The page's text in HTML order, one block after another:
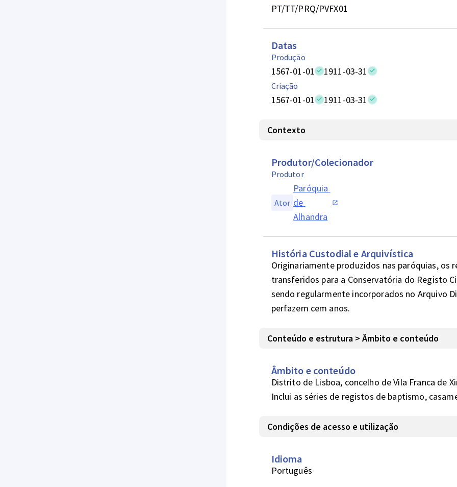
PT/TT/PRQ/PVFX01
Datas
Produção
1567-01-01 1911-03-31
Criação
1567-01-01 1911-03-31
Contexto
Produtor/Colecionador
Produtor
Ator
Paróquia
de
Alhandra
História Custodial e Arquivística
Originariamente produzidos nas paróquias,
transferidos para a Conservatória do Registo
sendo regularmente incorporados no Arquivo
perfazem cem anos.
Conteúdo e estrutura > Âmbito e conteúdo
Âmbito e conteúdo
Distrito de Lisboa, concelho de Vila Franca de
Inclui as séries de registos de baptismo,
Condições de acesso e utilização
Idioma
Português